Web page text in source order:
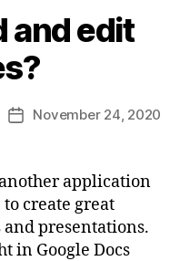
and edit
November 24, 2020
application
create great
presentations.
in Google Docs